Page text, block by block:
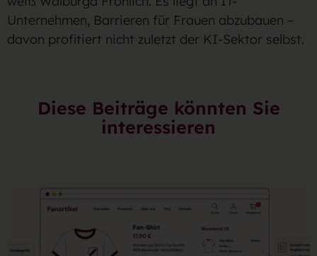
Unternehmen, Barrieren für Frauen abzubauen –
davon profitiert nicht zuletzt der KI-Sektor selbst.
Diese Beiträge könnten Sie
interessieren